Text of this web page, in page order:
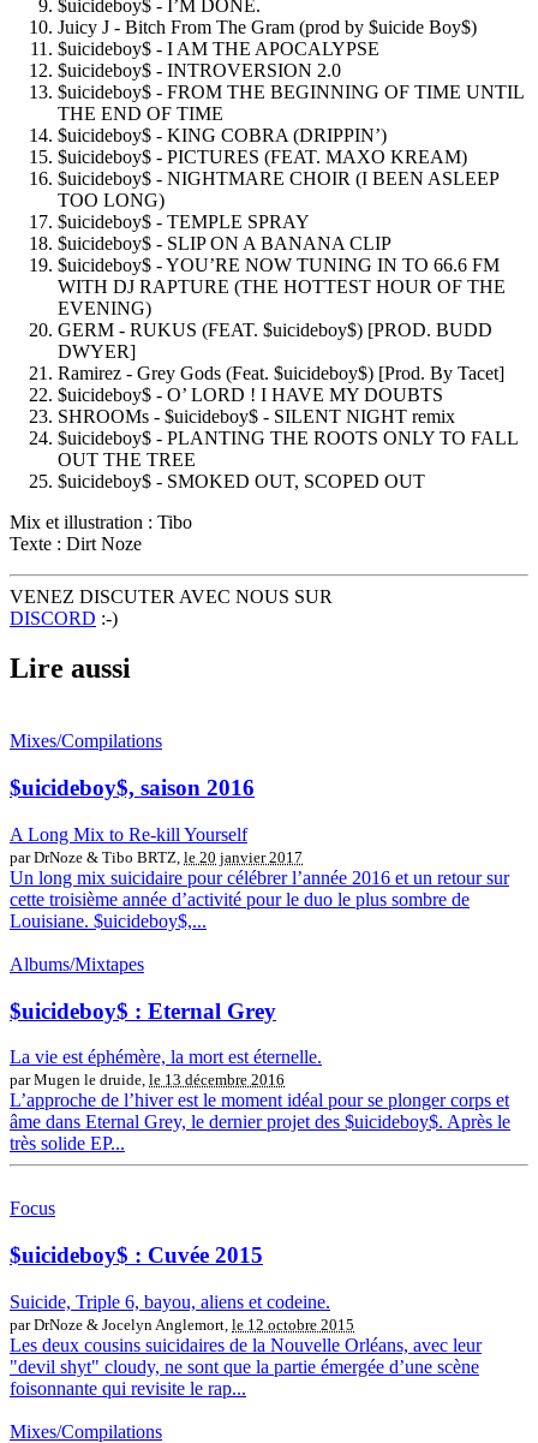
$uicideboy$ - I’M DONE.
Juicy J - Bitch From The Gram (prod by $uicide Boy$)
$uicideboy$ - I AM THE APOCALYPSE
$uicideboy$ - INTROVERSION 2.0
$uicideboy$ - FROM THE BEGINNING OF TIME UNTIL
THE END OF TIME
$uicideboy$ - KING COBRA (DRIPPIN’)
$uicideboy$ - PICTURES (FEAT. MAXO KREAM)
$uicideboy$ - NIGHTMARE CHOIR (I BEEN ASLEEP
TOO LONG)
$uicideboy$ - TEMPLE SPRAY
$uicideboy$ - SLIP ON A BANANA CLIP
$uicideboy$ - YOU’RE NOW TUNING IN TO 66.6 FM
WITH DJ RAPTURE (THE HOTTEST HOUR OF THE
EVENING)
GERM - RUKUS (FEAT. $uicideboy$) [PROD. BUDD
DWYER]
Ramirez - Grey Gods (Feat. $uicideboy$) [Prod. By Tacet]
$uicideboy$ - O’ LORD ! I HAVE MY DOUBTS
SHROOMs - $uicideboy$ - SILENT NIGHT remix
$uicideboy$ - PLANTING THE ROOTS ONLY TO FALL
OUT THE TREE
$uicideboy$ - SMOKED OUT, SCOPED OUT
Mix et illustration : Tibo
Texte : Dirt Noze
VENEZ DISCUTER AVEC NOUS SUR
DISCORD :-)
Lire aussi
Mixes/Compilations
$uicideboy$, saison 2016
A Long Mix to Re-kill Yourself
par DrNoze & Tibo BRTZ, le 20 janvier 2017
Un long mix suicidaire pour célébrer l’année 2016 et un retour sur
cette troisième année d’activité pour le duo le plus sombre de
Louisiane. $uicideboy$,...
Albums/Mixtapes
$uicideboy$ : Eternal Grey
La vie est éphémère, la mort est éternelle.
par Mugen le druide, le 13 décembre 2016
L’approche de l’hiver est le moment idéal pour se plonger corps et
âme dans Eternal Grey, le dernier projet des $uicideboy$. Après le
très solide EP...
Focus
$uicideboy$ : Cuvée 2015
Suicide, Triple 6, bayou, aliens et codeine.
par DrNoze & Jocelyn Anglemort, le 12 octobre 2015
Les deux cousins suicidaires de la Nouvelle Orléans, avec leur
"devil shyt" cloudy, ne sont que la partie émergée d’une scène
foisonnante qui revisite le rap...
Mixes/Compilations